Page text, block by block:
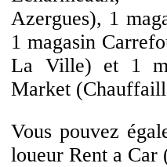
Azergues), 1
1 magasin
La Ville) et 1
Market
Vous pouvez
loueur Rent a Car